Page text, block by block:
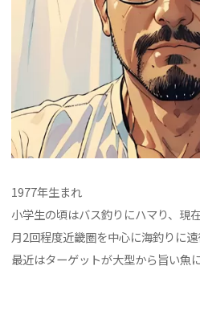
1977年生まれ
小学生の頃はバス釣りにハマり、現
月2回程度近畿圏を中心に海釣りに
最近はターゲットが大型から旨い魚